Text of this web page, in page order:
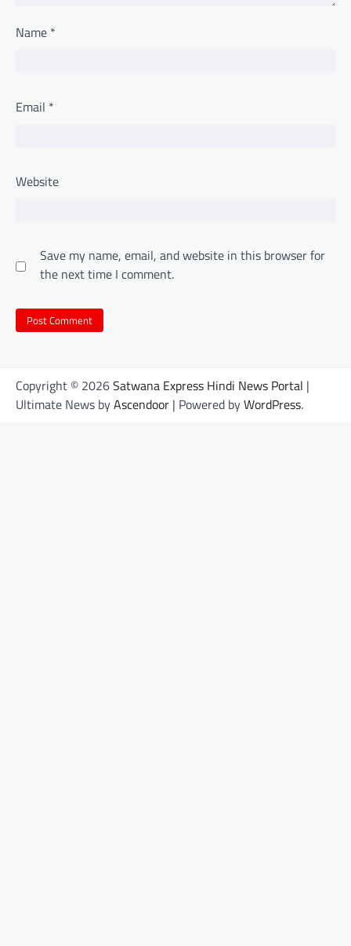
Name *
Email *
Website
Save my name, email, and website in this browser for
the next time I comment.
Copyright © 2026Satwana Express Hindi News Portal |
Ultimate News byAscendoor | Powered byWordPress.